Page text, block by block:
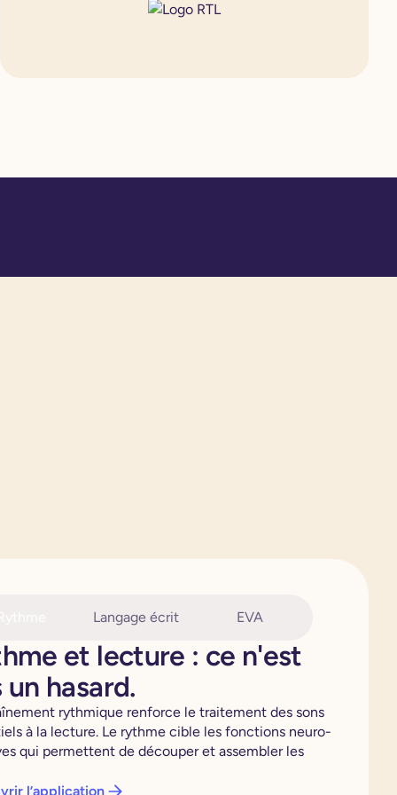
Langage écrit EVA
et lecture : ce n'est
un hasard.
rythmique renforce le traitement des sons
à la lecture. Le rythme cible les fonctions neuro-
qui permettent de découper et assembler les
l’application